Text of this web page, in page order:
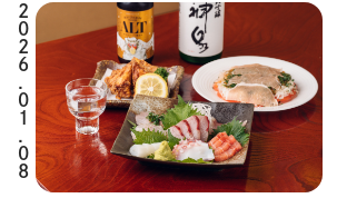
2
0
2
6
.
0
1
.
0
8